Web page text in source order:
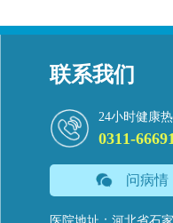
联系我们
24小时健康
0311-
问病情